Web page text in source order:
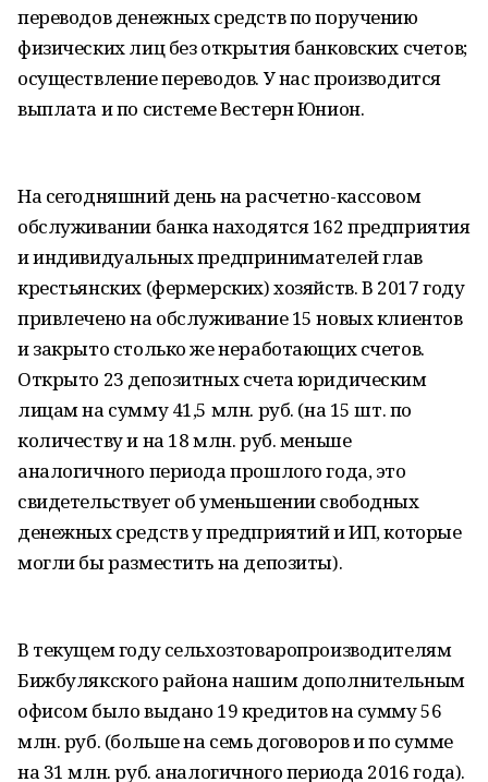
переводов денежных средств по поручению
физических лиц без открытия банковских счетов;
осуществление переводов. У нас производится
выплата и по системе Вестерн Юнион.
На сегодняшний день на расчетно-кассовом
обслуживании банка находятся 162 предприятия
и индивидуальных предпринимателей глав
крестьянских (фермерских) хозяйств. В 2017 году
привлечено на обслуживание 15 новых клиентов
и закрыто столько же неработающих счетов.
Открыто 23 депозитных счета юридическим
лицам на сумму 41,5 млн. руб. (на 15 шт. по
количеству и на 18 млн. руб. меньше
аналогичного периода прошлого года, это
свидетельствует об уменьшении свободных
денежных средств у предприятий и ИП, которые
могли бы разместить на депозиты).
В текущем году сельхозтоваропроизводителям
Бижбулякского района нашим дополнительным
офисом было выдано 19 кредитов на сумму 56
млн. руб. (больше на семь договоров и по сумме
на 31 млн. руб. аналогичного периода 2016 года).